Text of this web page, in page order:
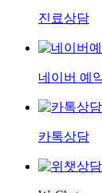
진료상담
네이버 예
카톡상담